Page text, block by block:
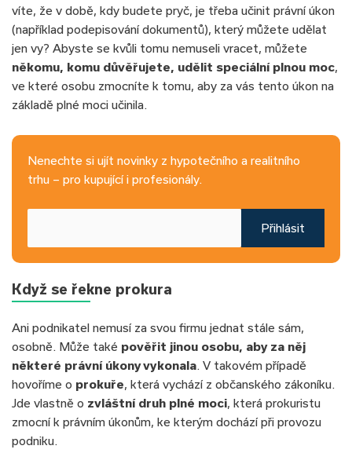
víte, že v době, kdy budete pryč, je třeba učinit právní úkon
(například podepisování dokumentů), který můžete udělat
jen vy? Abyste se kvůli tomu nemuseli vracet, můžete
někomu, komu důvěřujete, udělit speciální plnou moc,
ve které osobu zmocníte k tomu, aby za vás tento úkon na
základě plné moci učinila.
Nenechte si ujít novinky z hypotečního a realitního
trhu – pro kupující i profesionály.
Přihlásit
Když se řekne prokura
Ani podnikatel nemusí za svou firmu jednat stále sám,
osobně. Může také pověřit jinou osobu, aby za něj
některé právní úkony vykonala. V takovém případě
hovoříme o prokuře, která vychází z občanského zákoníku.
Jde vlastně o zvláštní druh plné moci, která prokuristu
zmocní k právním úkonům, ke kterým dochází při provozu
podniku.